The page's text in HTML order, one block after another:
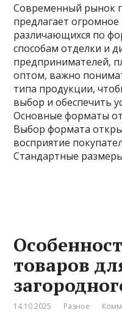
Современный рынок
предлагает
различающихся по
способам отделки и
предпринимателей,
оптом, важно
типа продукции,
выбор и обеспечить
Основные форматы
Выбор формата
восприятие
Стандартные
товаров
14.10.2025 Разное